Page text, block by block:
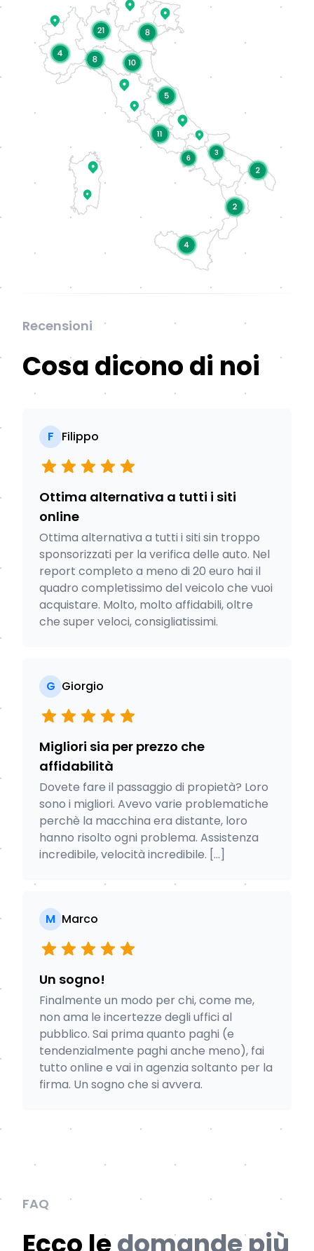
Recensioni
Cosa dicono di noi
F Filippo
Ottima alternativa a tutti i siti
online
Ottima alternativa a tutti i siti sin troppo
sponsorizzati per la verifica delle auto. Nel
report completo a meno di 20 euro hai il
quadro completissimo del veicolo che vuoi
acquistare. Molto, molto affidabili, oltre
che super veloci, consigliatissimi.
G Giorgio
Migliori sia per prezzo che
affidabilità
Dovete fare il passaggio di propietà? Loro
sono i migliori. Avevo varie problematiche
perchè la macchina era distante, loro
hanno risolto ogni problema. Assistenza
incredibile, velocità incredibile. [...]
M Marco
Un sogno!
Finalmente un modo per chi, come me,
non ama le incertezze degli uffici al
pubblico. Sai prima quanto paghi (e
tendenzialmente paghi anche meno), fai
tutto online e vai in agenzia soltanto per la
firma. Un sogno che si avvera.
FAQ